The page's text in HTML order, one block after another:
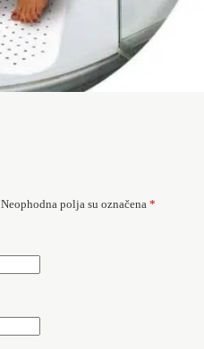
Neophodna polja su označena *